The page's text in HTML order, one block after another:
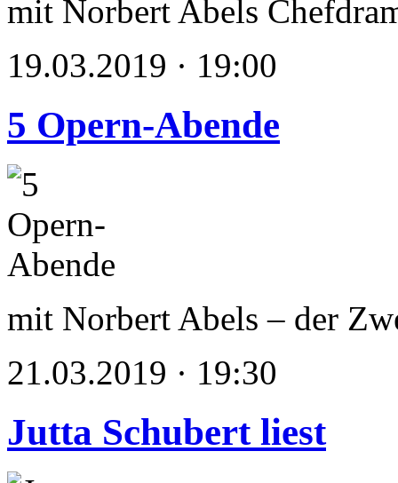
mit Norbert Abels
19.03.2019 · 19:00
5 Opern-Abende
mit Norbert Abels – der
21.03.2019 · 19:30
Jutta Schubert liest